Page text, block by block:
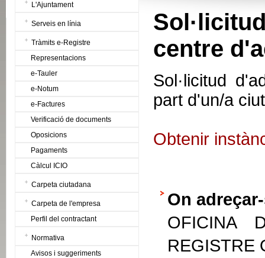
L'Ajuntament
Serveis en línia
Tràmits e-Registre
Representacions
e-Tauler
e-Notum
e-Factures
Verificació de documents
Oposicions
Pagaments
Càlcul ICIO
Carpeta ciutadana
Carpeta de l'empresa
Perfil del contractant
Normativa
Avisos i suggeriments
centre
Sol·licitud
part d'un/a
Obtenir
On
OFICINA
REGISTRE